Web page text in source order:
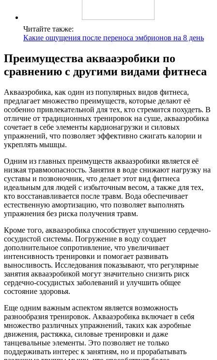
Читайте также:
Какие ощущения после переноса эмбрионов на 8 день
Преимущества аквааэробики по
сравнению с другими видами фитнеса
Аквааэробика, как один из популярных видов фитнеса,
предлагает множество преимуществ, которые делают её
особенно привлекательной для тех, кто стремится похудеть. В
отличие от традиционных тренировок на суше, аквааэробика
сочетает в себе элементы кардионагрузки и силовых
упражнений, что позволяет эффективно сжигать калории и
укреплять мышцы.
Одним из главных преимуществ аквааэробики является её
низкая травмоопасность. Занятия в воде снижают нагрузку на
суставы и позвоночник, что делает этот вид фитнеса
идеальным для людей с избыточным весом, а также для тех,
кто восстанавливается после травм. Вода обеспечивает
естественную амортизацию, что позволяет выполнять
упражнения без риска получения травм.
Кроме того, аквааэробика способствует улучшению сердечно-
сосудистой системы. Погружение в воду создает
дополнительное сопротивление, что увеличивает
интенсивность тренировки и помогает развивать
выносливость. Исследования показывают, что регулярные
занятия аквааэробикой могут значительно снизить риск
сердечно-сосудистых заболеваний и улучшить общее
состояние здоровья.
Еще одним важным аспектом является возможность
разнообразия тренировок. Аквааэробика включает в себя
множество различных упражнений, таких как аэробные
движения, растяжка, силовые тренировки и даже
танцевальные элементы. Это позволяет не только
поддерживать интерес к занятиям, но и прорабатывать